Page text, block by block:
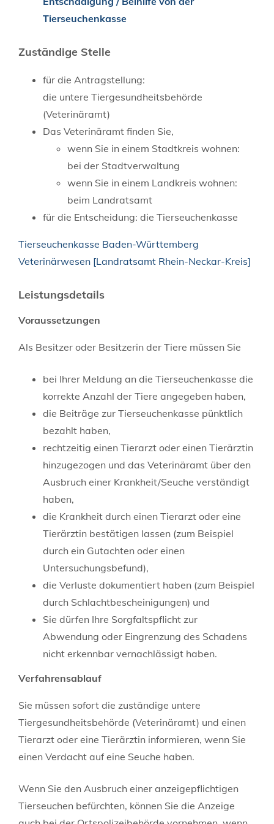
Tierseuchenkasse
Zuständige Stelle
für die Antragstellung:
die untere Tiergesundheitsbehörde
(Veterinäramt)
Das Veterinäramt finden Sie,
wenn Sie in einem Stadtkreis wohnen:
bei der Stadtverwaltung
wenn Sie in einem Landkreis wohnen:
beim Landratsamt
für die Entscheidung: die Tierseuchenkasse
Tierseuchenkasse Baden-Württemberg
Veterinärwesen [Landratsamt Rhein-Neckar-Kreis]
Leistungsdetails
Voraussetzungen
Als Besitzer oder Besitzerin der Tiere müssen Sie
bei Ihrer Meldung an die Tierseuchenkasse die
korrekte Anzahl der Tiere angegeben haben,
die Beiträge zur Tierseuchenkasse pünktlich
bezahlt haben,
rechtzeitig einen Tierarzt oder einen Tierärztin
hinzugezogen und das Veterinäramt über den
Ausbruch einer Krankheit/Seuche verständigt
haben,
die Krankheit durch einen Tierarzt oder eine
Tierärztin bestätigen lassen (zum Beispiel
durch ein Gutachten oder einen
Untersuchungsbefund),
die Verluste dokumentiert haben (zum Beispiel
durch Schlachtbescheinigungen) und
Sie dürfen Ihre Sorgfaltspflicht zur
Abwendung oder Eingrenzung des Schadens
nicht erkennbar vernachlässigt haben.
Verfahrensablauf
Sie müssen sofort die zuständige untere
Tiergesundheitsbehörde (Veterinäramt) und einen
Tierarzt oder eine Tierärztin informieren, wenn Sie
einen Verdacht auf eine Seuche haben.
Wenn Sie den Ausbruch einer anzeigepflichtigen
Tierseuchen befürchten, können Sie die Anzeige